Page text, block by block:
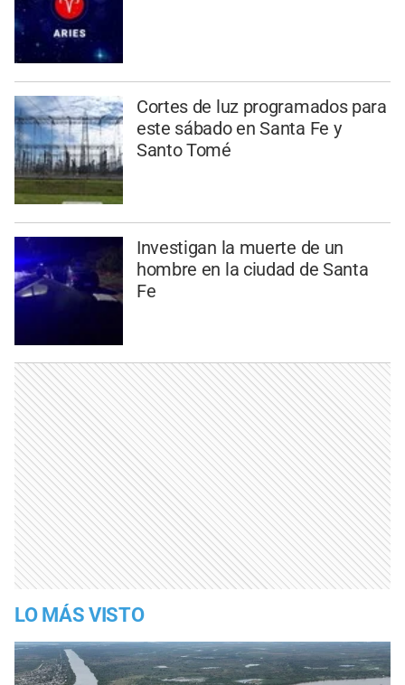
Cortes de luz programados para
este sábado en Santa Fe y
Santo Tomé
Investigan la muerte de un
hombre en la ciudad de Santa
Fe
LO MÁS VISTO